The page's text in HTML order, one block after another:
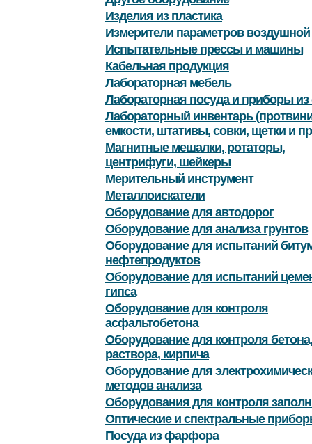
Изделия из пластика
Измерители параметров
Испытательные прессы и машины
Кабельная продукция
Лабораторная мебель
Лабораторная посуда и приборы из
Лабораторный инвентарь
емкости, штативы, совки, щетки и
Магнитные мешалки, ротаторы,
центрифуги, шейкеры
Мерительный инструмент
Металлоискатели
Оборудование для автодорог
Оборудование для анализа грунтов
Оборудование для испытаний
нефтепродуктов
Оборудование для испытаний
гипса
Оборудование для контроля
асфальтобетона
Оборудование для контроля бетона,
раствора, кирпича
Оборудование для
методов анализа
Оборудования для контроля
Оптические и спектральные
Посуда из фарфора